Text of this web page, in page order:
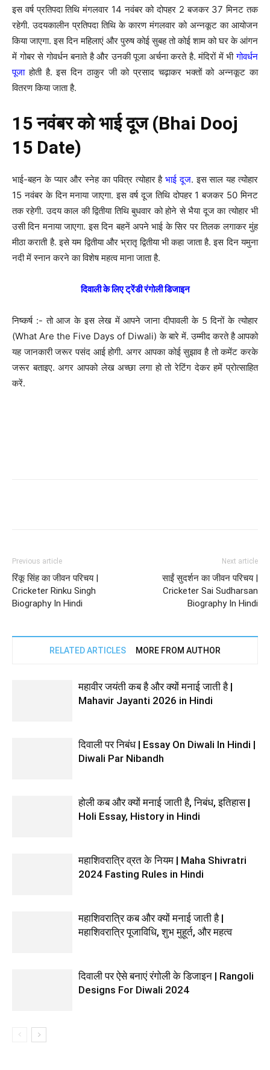
इस वर्ष प्रतिपदा तिथि मंगलवार 14 नवंबर को दोपहर 2 बजकर 37 मिनट तक
रहेगी. उदयकालीन प्रतिपदा तिथि के कारण मंगलवार को अन्नकूट का आयोजन
किया जाएगा. इस दिन महिलाएं और पुरुष कोई सुबह तो कोई शाम को घर के आंगन
में गोबर से गोवर्धन बनाते है और उनकी पूजा अर्चना करते है. मंदिरों में भीगोवर्धन
पूजाहोती है. इस दिन ठाकुर जी को प्रसाद चढ़ाकर भक्तों को अन्नकूट का
वितरण किया जाता है.
15 नवंबर को भाई दूज (Bhai Dooj
15 Date)
भाई-बहन के प्यार और स्नेह का पवित्र त्योहार हैभाई दूज. इस साल यह त्योहार
15 नवंबर के दिन मनाया जाएगा. इस वर्ष दूज तिथि दोपहर 1 बजकर 50 मिनट
तक रहेगी. उदय काल की द्वितीया तिथि बुधवार को होने से भैया दूज का त्योहार भी
उसी दिन मनाया जाएगा. इस दिन बहनें अपने भाई के सिर पर तिलक लगाकर मुंह
मीठा कराती है. इसे यम द्वितीया और भ्रातृ द्वितीया भी कहा जाता है. इस दिन यमुना
नदी में स्नान करने का विशेष महत्व माना जाता है.
दिवाली के लिए ट्रेंडी रंगोली डिजाइन
निष्कर्ष :- तो आज के इस लेख में आपने जाना दीपावली के 5 दिनों के त्योहार
(What Are the Five Days of Diwali) के बारे में. उम्मीद करते है आपको
यह जानकारी जरूर पसंद आई होगी. अगर आपका कोई सुझाव है तो कमेंट करके
जरूर बताइए. अगर आपको लेख अच्छा लगा हो तो रेटिंग देकर हमें प्रोत्साहित
करें.
Previous article
रिंकू सिंह का जीवन परिचय |
Cricketer Rinku Singh
Biography In Hindi
Next article
साईं सुदर्शन का जीवन परिचय |
Cricketer Sai Sudharsan
Biography In Hindi
RELATED ARTICLES MORE FROM AUTHOR
महावीर जयंती कब है और क्यों मनाई जाती है |
Mahavir Jayanti 2026 in Hindi
दिवाली पर निबंध | Essay On Diwali In Hindi |
Diwali Par Nibandh
होली कब और क्यों मनाई जाती है, निबंध, इतिहास |
Holi Essay, History in Hindi
महाशिवरात्रि व्रत के नियम | Maha Shivratri
2024 Fasting Rules in Hindi
महाशिवरात्रि कब और क्यों मनाई जाती है |
महाशिवरात्रि पूजाविधि, शुभ मुहूर्त, और महत्व
दिवाली पर ऐसे बनाएं रंगोली के डिजाइन | Rangoli
Designs For Diwali 2024